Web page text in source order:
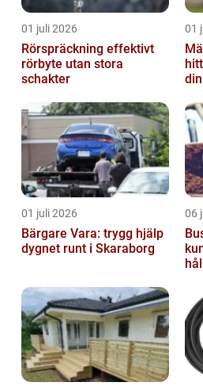
01 juli 2026
Rörspräckning effektivt
rörbyte utan stora
schakter
01
01 juli 2026
Bärgare Vara: trygg hjälp
dygnet runt i Skaraborg
06